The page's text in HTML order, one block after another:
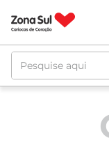
Pesquise aqui